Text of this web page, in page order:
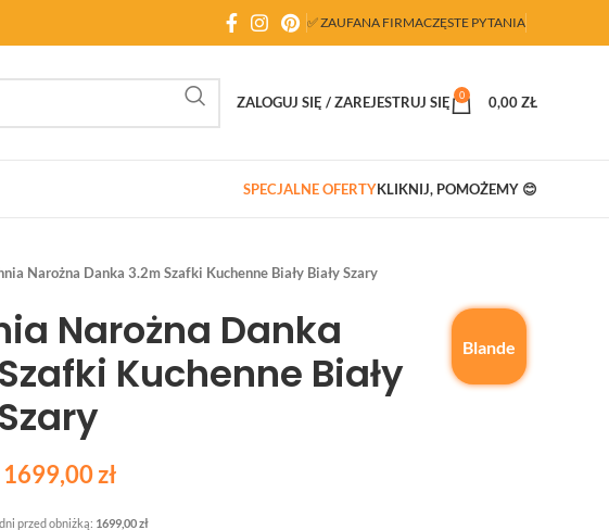
✅ ZAUFANA FIRMACZĘSTE PYTANIA
ZALOGUJ SIĘ / ZAREJESTRUJ SIĘ 0 0,00ZŁ
SPECJALNE OFERTYKLIKNIJ, POMOŻEMY 😊
Narożna Danka 3.2m Szafki Kuchenne Biały Biały Szary
Blande
Narożna Danka
Kuchenne Biały
1699,00zł
przed obniżką: 1699,00zł